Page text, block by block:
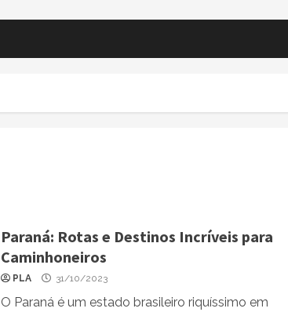
Paraná: Rotas e Destinos Incríveis para
Caminhoneiros
PLA 31/10/2023
O Paraná é um estado brasileiro riquíssimo em